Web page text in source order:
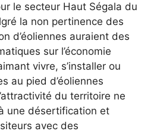
le secteur Haut Ségala du
la non pertinence des
d’éoliennes auraient des
sur l’économie
vivre, s’installer ou
au pied d’éoliennes
du territoire ne
une désertification et
avec des